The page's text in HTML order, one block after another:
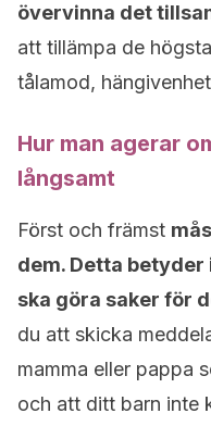
övervinna det
att tillämpa de
tålamod,
Hur man agerar
långsamt
Först och främst
dem. Detta
ska göra saker för
du att skicka
mamma eller pappa
och att ditt barn inte